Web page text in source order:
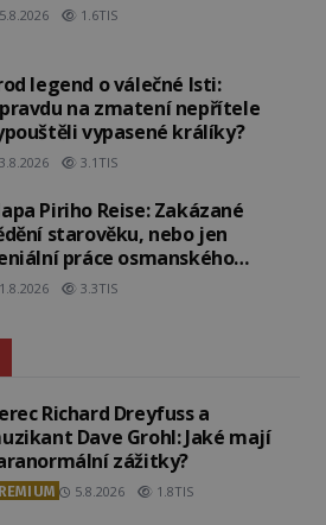
5.8.2026 1.6TIS
legend o válečné lsti:
na zmatení nepřítele
vypasené králíky?
3.8.2026 3.1TIS
Piriho Reise: Zakázané
starověku, nebo jen
práce osmanského
1.8.2026 3.3TIS
Richard Dreyfuss a
Dave Grohl: Jaké mají
zážitky?
5.8.2026 1.8TIS